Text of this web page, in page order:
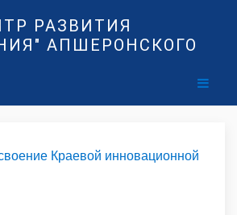
Краевой инновационной